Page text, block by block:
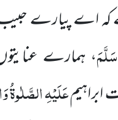
کہ اے پیارے
، ہمارے
عَلَیْہِالصَّلٰوۃُ